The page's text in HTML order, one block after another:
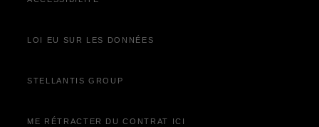
LOI EU SUR LES DONNÉES
STELLANTIS GROUP
ME RÉTRACTER DU CONTRAT ICI